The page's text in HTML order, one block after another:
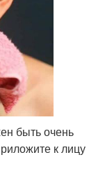
быть очень
к лицу